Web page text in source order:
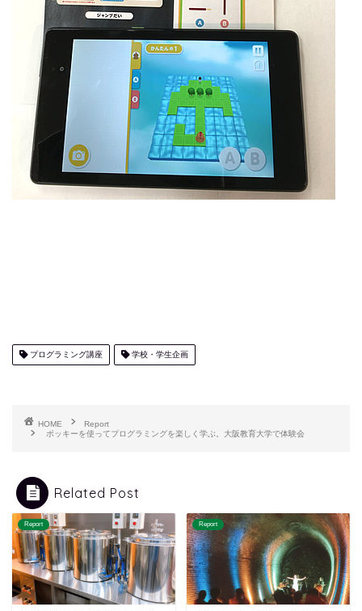
プログラミング講座 学校・学生企画
HOME
Report
ポッキーを使ってプログラミングを楽しく学ぶ。大阪教育大学で体験会
Related Post
Report Report